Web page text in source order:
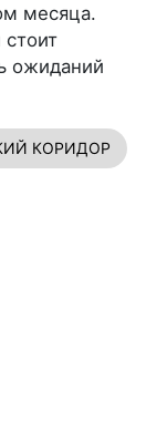
месяца.
ожиданий
КОРИДОР